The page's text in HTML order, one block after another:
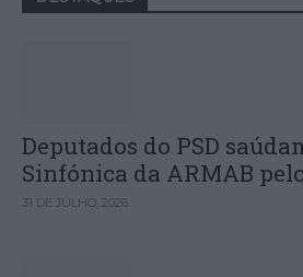
Deputados do PSD
Sinfónica da ARMAB
31 DE JULHO, 2026